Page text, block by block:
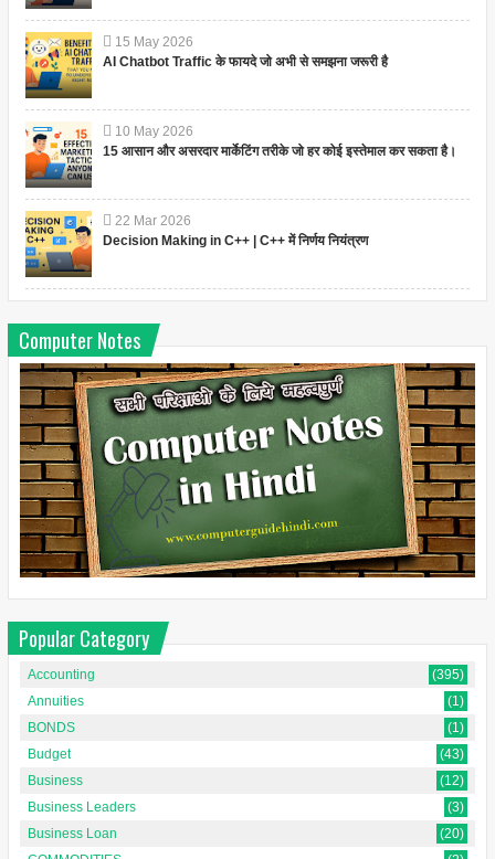
15 May 2026
AI Chatbot Traffic के फायदे जो अभी से समझना जरूरी है
10 May 2026
15 आसान और असरदार मार्केटिंग तरीके जो हर कोई इस्तेमाल कर सकता है।
22 Mar 2026
Decision Making in C++ | C++ में निर्णय नियंत्रण
Computer Notes
Popular Category
Accounting
(395)
Annuities
(1)
BONDS
(1)
Budget
(43)
Business
(12)
Business Leaders
(3)
Business Loan
(20)